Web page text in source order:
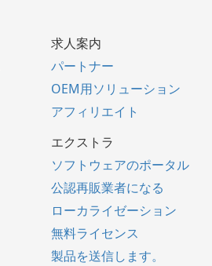
求人案内
パートナー
OEM用ソリューション
アフィリエイト
エクストラ
ソフトウェアのポータル
公認再販業者になる
ローカライゼーション
無料ライセンス
製品を送信します。